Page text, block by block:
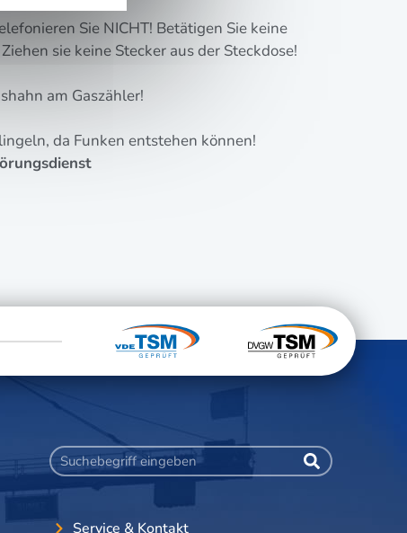
Sie NICHT! Betä­ti­gen Sie kei­ne
sie kei­ne Ste­cker aus der Steckdose!
am Gaszähler!
da Fun­ken ent­ste­hen können!
Service & Kontakt